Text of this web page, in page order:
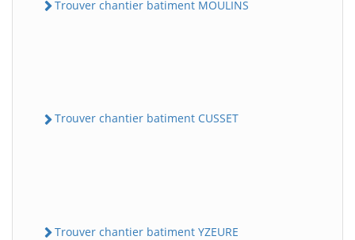
Trouver chantier batiment MOULINS
Trouver chantier batiment CUSSET
Trouver chantier batiment YZEURE